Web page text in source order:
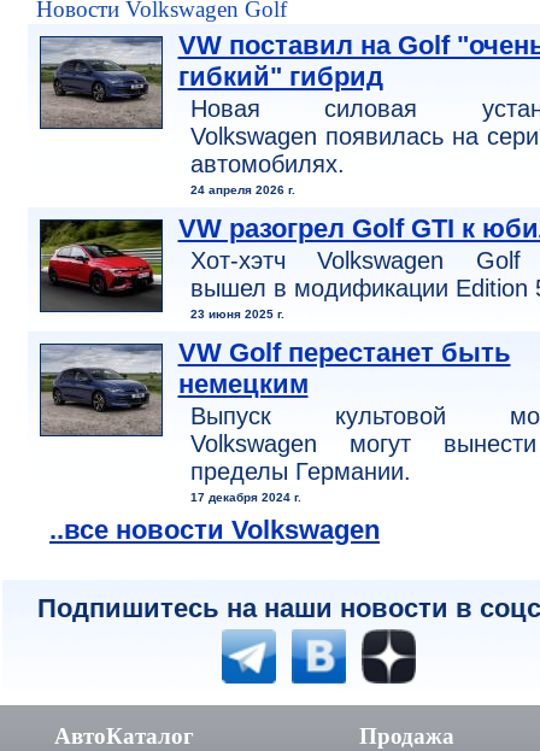
Новости Volkswagen Golf
VW поставил на Golf
гибкий" гибрид
Новая силовая
Volkswagen появилась на
автомобилях.
24 апреля 2026 г.
VW разогрел Golf GTI к
Хот-хэтч Volkswagen
вышел в модификации Edition
23 июня 2025 г.
VW Golf перестанет быть
немецким
Выпуск культовой
Volkswagen могут
пределы Германии.
17 декабря 2024 г.
..все новости Volkswagen
Подпишитесь на наши новости в
АвтоКаталог Продажа